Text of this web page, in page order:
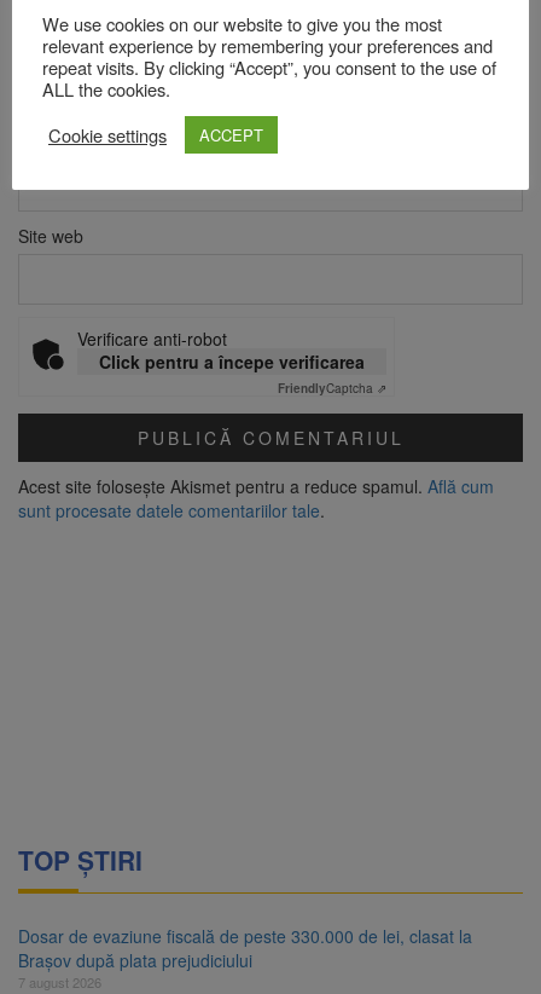
Nume*
Email*
Site web
Verificare anti-robot
Click pentru a începe verificarea
FriendlyCaptcha ⇗
Acest site folosește Akismet pentru a reduce spamul. Află cum
sunt procesate datele comentariilor tale.
TOP ȘTIRI
Dosar de evaziune fiscală de peste 330.000 de lei, clasat la
Brașov după plata prejudiciului
7 august 2026
We use cookies on our website to give you the most
relevant experience by remembering your preferences and
repeat visits. By clicking “Accept”, you consent to the use of
ALL the cookies.
Cookie settings
ACCEPT